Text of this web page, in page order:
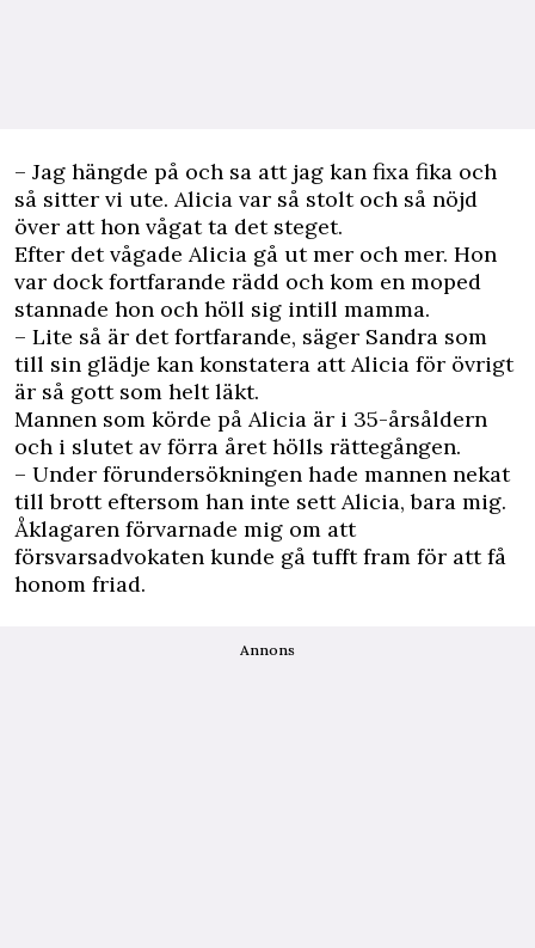
– Jag hängde på och sa att jag kan fixa fika och
så sitter vi ute. Alicia var så stolt och så nöjd
över att hon vågat ta det steget.
Efter det vågade Alicia gå ut mer och mer. Hon
var dock fortfarande rädd och kom en moped
stannade hon och höll sig intill mamma.
– Lite så är det fortfarande, säger Sandra som
till sin glädje kan konstatera att Alicia för övrigt
är så gott som helt läkt.
Mannen som körde på Alicia är i 35-årsåldern
och i slutet av förra året hölls rättegången.
– Under förundersökningen hade mannen nekat
till brott eftersom han inte sett Alicia, bara mig.
Åklagaren förvarnade mig om att
försvarsadvokaten kunde gå tufft fram för att få
honom friad.
Annons